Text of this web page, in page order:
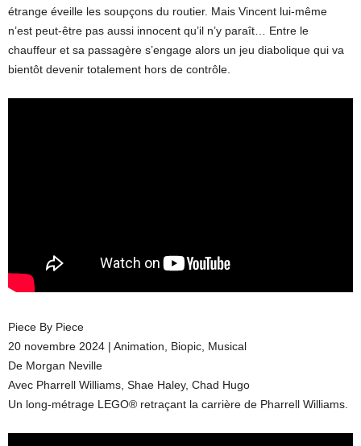
étrange éveille les soupçons du routier. Mais Vincent lui-même
n’est peut-être pas aussi innocent qu’il n’y paraît… Entre le
chauffeur et sa passagère s’engage alors un jeu diabolique qui va
bientôt devenir totalement hors de contrôle.
Piece By Piece
20 novembre 2024 | Animation, Biopic, Musical
De Morgan Neville
Avec Pharrell Williams, Shae Haley, Chad Hugo
Un long-métrage LEGO® retraçant la carrière de Pharrell Williams.